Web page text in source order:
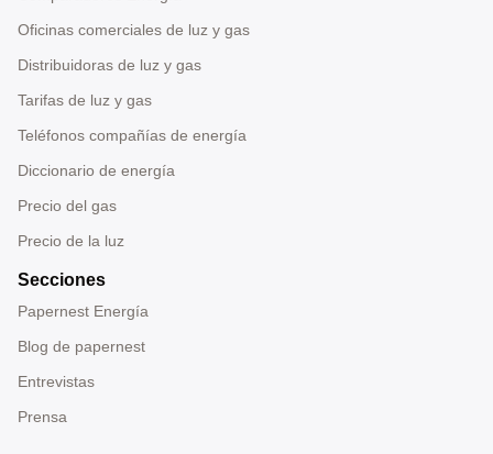
Oficinas comerciales de luz y gas
Distribuidoras de luz y gas
Tarifas de luz y gas
Teléfonos compañías de energía
Diccionario de energía
Precio del gas
Precio de la luz
Secciones
Papernest Energía
Blog de papernest
Entrevistas
Prensa